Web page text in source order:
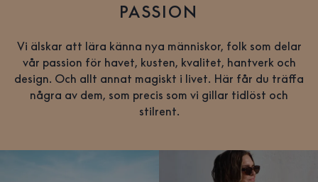
PASSION
Vi älskar att lära känna nya människor, folk som delar
vår passion för havet, kusten, kvalitet, hantverk och
design. Och allt annat magiskt i livet. Här får du träffa
några av dem, som precis som vi gillar tidlöst och
stilrent.